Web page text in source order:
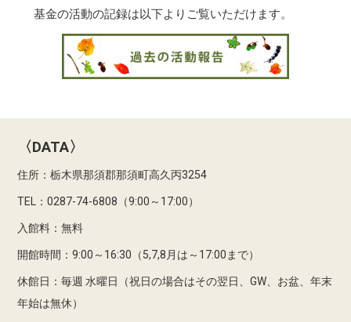
基金の活動の記録は以下よりご覧いただけます。
〈DATA〉
住所：栃木県那須郡那須町高久丙3254
TEL：0287-74-6808（9:00～17:00）
入館料：無料
開館時間：9:00～16:30（5,7,8月は～17:00まで）
休館日：毎週 水曜日（祝日の場合はその翌日、GW、お盆、年末
年始は無休）